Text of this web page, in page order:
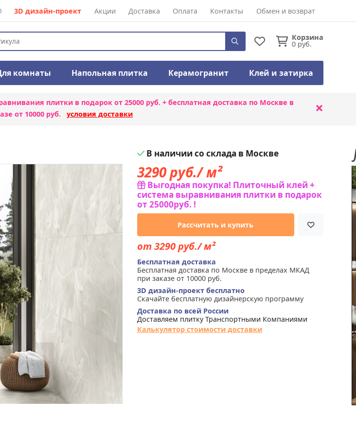
3D дизайн-проект Акции Доставка Оплата Контакты Обмен и возврат
Корзина
0 руб.
комнаты Напольная плитка Керамогранит Клей и затирка
плиткив подарок от 25000 руб. + бесплатная доставка по Москве в
от 10000 руб. условия доставки ×
В наличии со склада в Москве
3290руб./ м²
Выгодная покупка! Плиточный клей +
система выравнивания плитки в подарок
от 25000руб. !
Рассчитать и купить
от 3290 руб./ м²
Бесплатная доставка
Бесплатная доставка по Москве в пределах МКАД
при заказе от 10000 руб.
3D дизайн-проект бесплатно
Скачайте бесплатную дизайнерскую программу
Доставка по всей России
Доставляем плитку Транспортными Компаниями
Калькулятор стоимости доставки